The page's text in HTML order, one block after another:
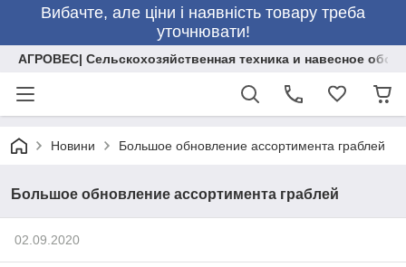
Вибачте, але ціни і наявність товару треба
уточнювати!
АГРОВЕС| Сельскохозяйственная техника и навесное
Новини Большое обновление ассортимента граблей
Большое обновление ассортимента граблей
02.09.2020